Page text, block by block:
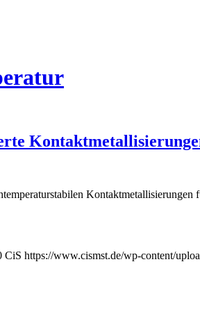
CiS https://www.cismst.de/wp-content/